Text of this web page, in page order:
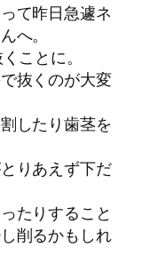
て昨日急遽ネ
へ。
ことに。
抜くのが大変
したり歯茎を
りあえず下だ
たりすること
削るかもしれ